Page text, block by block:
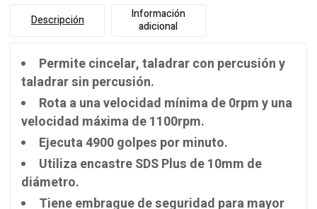
Descripción
Información
adicional
Permite cincelar, taladrar con percusión y
taladrar sin percusión.
Rota a una velocidad mínima de 0rpm y una
velocidad máxima de 1100rpm.
Ejecuta 4900 golpes por minuto.
Utiliza encastre SDS Plus de 10mm de
diámetro.
Tiene embrague de seguridad para mayor